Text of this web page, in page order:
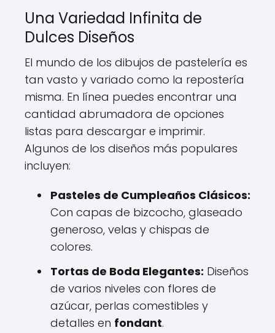
Una Variedad Infinita de
Dulces Diseños
El mundo de los dibujos de pastelería es
tan vasto y variado como la repostería
misma. En línea puedes encontrar una
cantidad abrumadora de opciones
listas para descargar e imprimir.
Algunos de los diseños más populares
incluyen:
Pasteles de Cumpleaños Clásicos:
Con capas de bizcocho, glaseado
generoso, velas y chispas de
colores.
Tortas de Boda Elegantes: Diseños
de varios niveles con flores de
azúcar, perlas comestibles y
detalles en fondant.